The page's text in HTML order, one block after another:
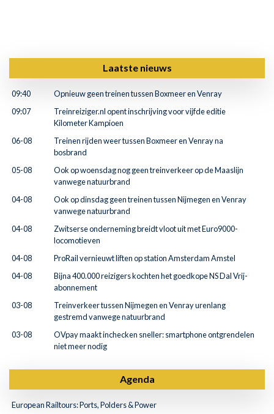
Laatste nieuws
09:40
Opnieuw geen treinen tussen Boxmeer en Venray
09:07
Treinreiziger.nl opent inschrijving voor vijfde editie
Kilometer Kampioen
06-08
Treinen rijden weer tussen Boxmeer en Venray na
bosbrand
05-08
Ook op woensdag nog geen treinverkeer op de Maaslijn
vanwege natuurbrand
04-08
Ook op dinsdag geen treinen tussen Nijmegen en Venray
vanwege natuurbrand
04-08
Zwitserse onderneming breidt vloot uit met Euro9000-
locomotieven
04-08
ProRail vernieuwt liften op station Amsterdam Amstel
04-08
Bijna 400.000 reizigers kochten het goedkope NS Dal Vrij-
abonnement
03-08
Treinverkeer tussen Nijmegen en Venray urenlang
gestremd vanwege natuurbrand
03-08
OVpay maakt inchecken sneller: smartphone ontgrendelen
niet meer nodig
Agenda
European Railtours: Ports, Polders & Power